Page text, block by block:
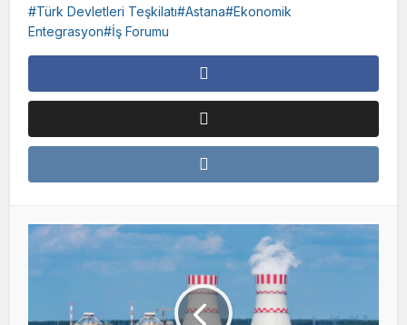
Türk Devletleri Teşkilatı#Astana#Ekonomik
Entegrasyon#İş Forumu